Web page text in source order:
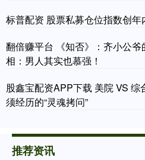
标普配资 股票私募仓位指数创年
翻倍赚平台 《知否》：齐小公
相：男人其实也慕强！
股鑫宝配资APP下载 美院 VS
须经历的“灵魂拷问”
推荐资讯